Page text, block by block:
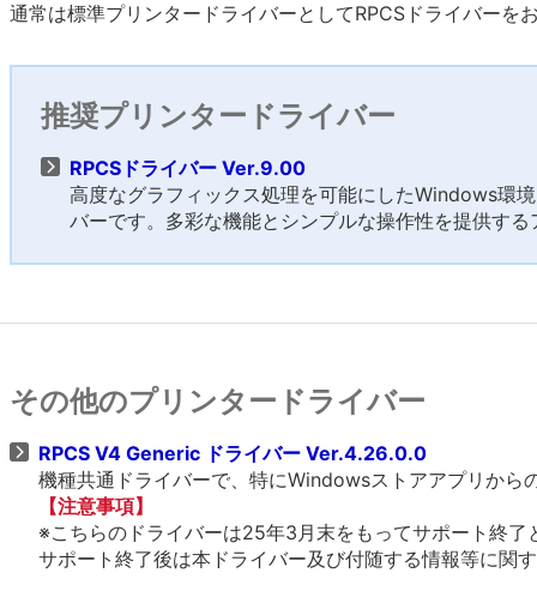
通常は標準プリンタードライバーとしてRPCSドライバーを
推奨プリンタードライバー
RPCSドライバー Ver.9.00
高度なグラフィックス処理を可能にしたWindows環
バーです。多彩な機能とシンプルな操作性を提供す
その他のプリンタードライバー
RPCS V4 Generic ドライバー Ver.4.26.0.0
機種共通ドライバーで、特にWindowsストアアプリから
【注意事項】
※こちらのドライバーは25年3月末をもってサポート終了
サポート終了後は本ドライバー及び付随する情報等に関